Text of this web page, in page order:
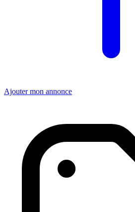
Ajouter mon annonce